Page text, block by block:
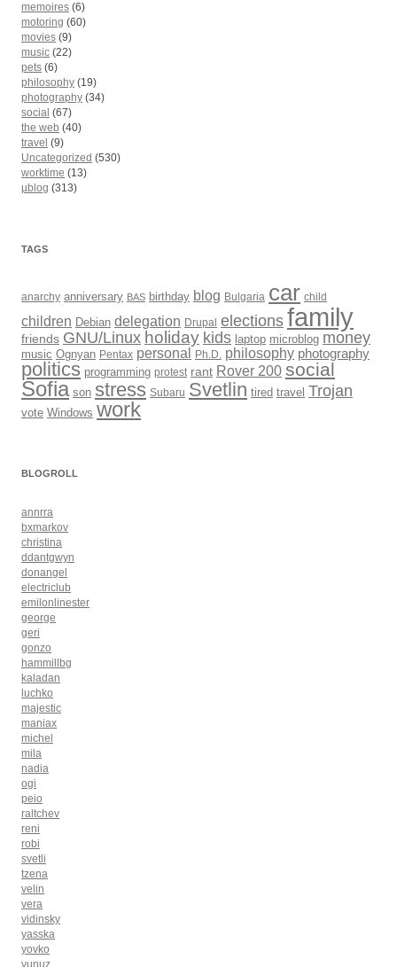
memoires (6)
motoring (60)
movies (9)
music (22)
pets (6)
philosophy (19)
photography (34)
social (67)
the web (40)
travel (9)
Uncategorized (530)
worktime (13)
µblog (313)
TAGS
anarchy anniversary BAS birthday blog Bulgaria car child
children Debian delegation Drupal elections family
friends GNU/Linux holiday kids laptop microblog money
music Ognyan Pentax personal Ph.D. philosophy photography
politics programming protest rant Rover 200 social
Sofia son stress Subaru Svetlin tired travel Trojan
vote Windows work
BLOGROLL
annrra
bxmarkov
christina
ddantgwyn
donangel
electriclub
emilonlinester
george
geri
gonzo
hammillbg
kaladan
luchko
majestic
maniax
michel
mila
nadia
ogi
peio
raltchev
reni
robi
svetli
tzena
velin
vera
vidinsky
yasska
yovko
yunuz